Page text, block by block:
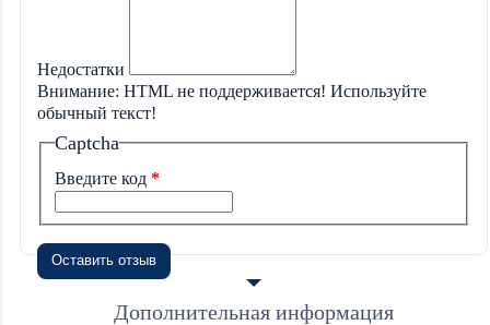
Недостатки
Внимание: HTML не поддерживается! Используйте
обычный текст!
Captcha
Введите код
Оставить отзыв
Дополнительная информация